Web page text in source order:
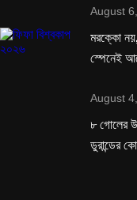
August
মরক্কো
স্পেনেই
August
৮ গোলের
ডুরান্ডের